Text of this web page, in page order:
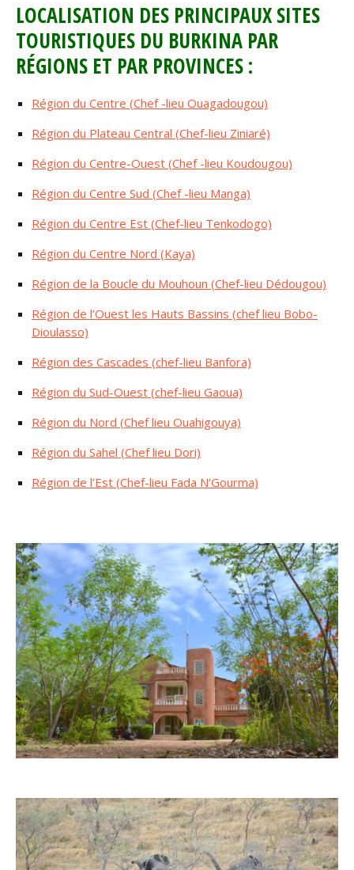
LOCALISATION DES PRINCIPAUX SITES
TOURISTIQUES DU BURKINA PAR
RÉGIONS ET PAR PROVINCES :
Région du Centre (Chef -lieu Ouagadougou)
Région du Plateau Central (Chef-lieu Ziniaré)
Région du Centre-Ouest (Chef -lieu Koudougou)
Région du Centre Sud (Chef -lieu Manga)
Région du Centre Est (Chef-lieu Tenkodogo)
Région du Centre Nord (Kaya)
Région de la Boucle du Mouhoun (Chef-lieu Dédougou)
Région de l’Ouest les Hauts Bassins (chef lieu Bobo-
Dioulasso)
Région des Cascades (chef-lieu Banfora)
Région du Sud-Ouest (chef-lieu Gaoua)
Région du Nord (Chef lieu Ouahigouya)
Région du Sahel (Chef lieu Dori)
Région de l’Est (Chef-lieu Fada N’Gourma)